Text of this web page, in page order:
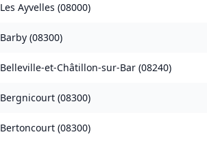
Les Ayvelles (08000)
Barby (08300)
Belleville-et-Châtillon-sur-Bar (08240)
Bergnicourt (08300)
Bertoncourt (08300)